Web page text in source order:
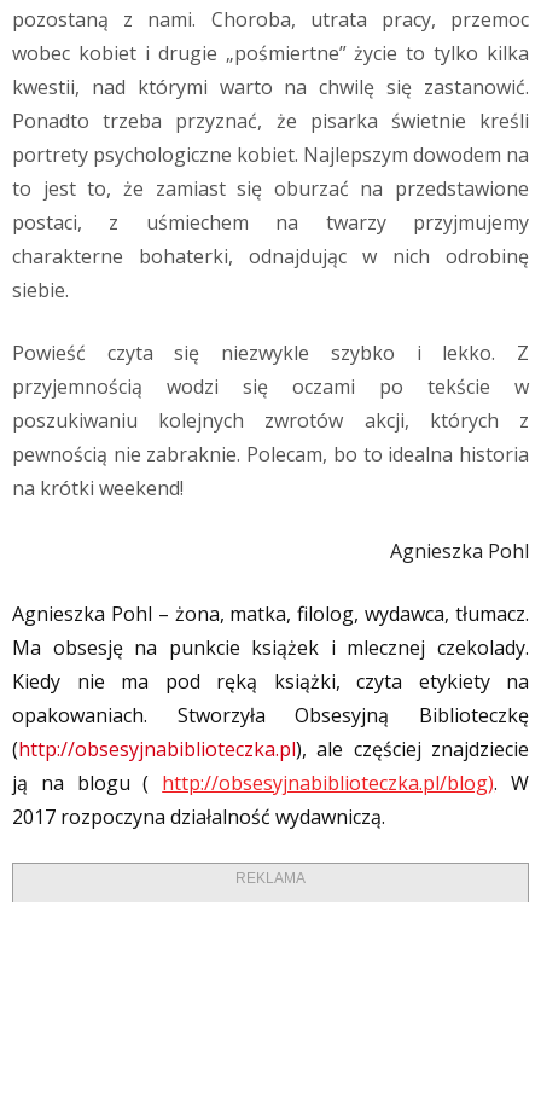
pozostaną z nami. Choroba, utrata pracy, przemoc
wobec kobiet i drugie „pośmiertne” życie to tylko kilka
kwestii, nad którymi warto na chwilę się zastanowić.
Ponadto trzeba przyznać, że pisarka świetnie kreśli
portrety psychologiczne kobiet. Najlepszym dowodem na
to jest to, że zamiast się oburzać na przedstawione
postaci, z uśmiechem na twarzy przyjmujemy
charakterne bohaterki, odnajdując w nich odrobinę
siebie.
Powieść czyta się niezwykle szybko i lekko. Z
przyjemnością wodzi się oczami po tekście w
poszukiwaniu kolejnych zwrotów akcji, których z
pewnością nie zabraknie. Polecam, bo to idealna historia
na krótki weekend!
Agnieszka Pohl
Agnieszka Pohl – żona, matka, filolog, wydawca, tłumacz.
Ma obsesję na punkcie książek i mlecznej czekolady.
Kiedy nie ma pod ręką książki, czyta etykiety na
opakowaniach. Stworzyła Obsesyjną Biblioteczkę
(http://obsesyjnabiblioteczka.pl), ale częściej znajdziecie
ją na blogu ( http://obsesyjnabiblioteczka.pl/blog). W
2017 rozpoczyna działalność wydawniczą.
REKLAMA